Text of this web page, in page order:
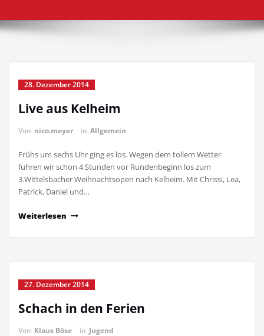
28. Dezember 2014
Live aus Kelheim
Von nico.meyer in Allgemein
Frühs um sechs Uhr ging es los. Wegen dem tollem Wetter
fuhren wir schon 4 Stunden vor Rundenbeginn los zum
3.Wittelsbacher Weihnachtsopen nach Kelheim. Mit Chrissi, Lea,
Patrick, Daniel und…
Weiterlesen
27. Dezember 2014
Schach in den Ferien
Von Klaus Böse in Jugend